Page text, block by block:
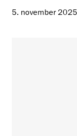
5. november 2025